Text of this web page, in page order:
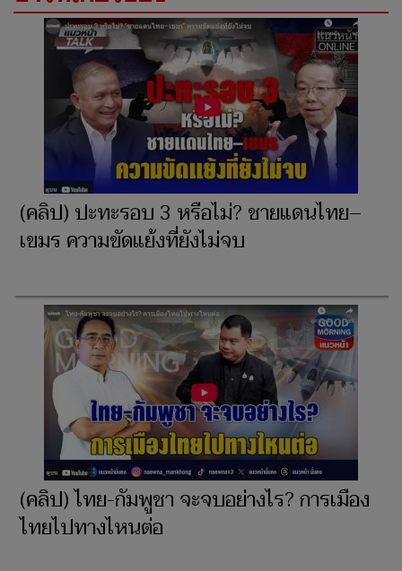
(คลิป) ปะทะรอบ 3 หรือไม่? ชายแดนไทย–
เขมร ความขัดแย้งที่ยังไม่จบ
(คลิป) ไทย-กัมพูชา จะจบอย่างไร? การเมือง
ไทยไปทางไหนต่อ